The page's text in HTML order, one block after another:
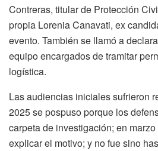
Contreras, titular de Protección
propia Lorenia Canavati, ex
evento. También se llamó a
equipo encargados de tramitar
logística.
Las audiencias iniciales sufrieron
2025 se pospuso porque los
carpeta de investigación; en
explicar el motivo; y no fue sino